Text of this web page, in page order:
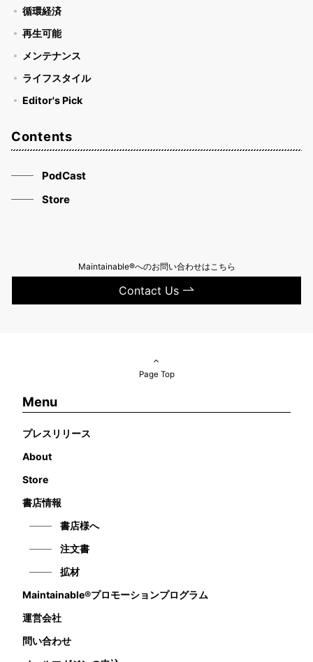
循環経済
再生可能
メンテナンス
ライフスタイル
Editor's Pick
Contents
PodCast
Store
Maintainable®へのお問い合わせはこちら
Contact Us
Page Top
Menu
プレスリリース
About
Store
書店情報
書店様へ
注文書
拡材
Maintainable®プロモーションプログラム
運営会社
問い合わせ